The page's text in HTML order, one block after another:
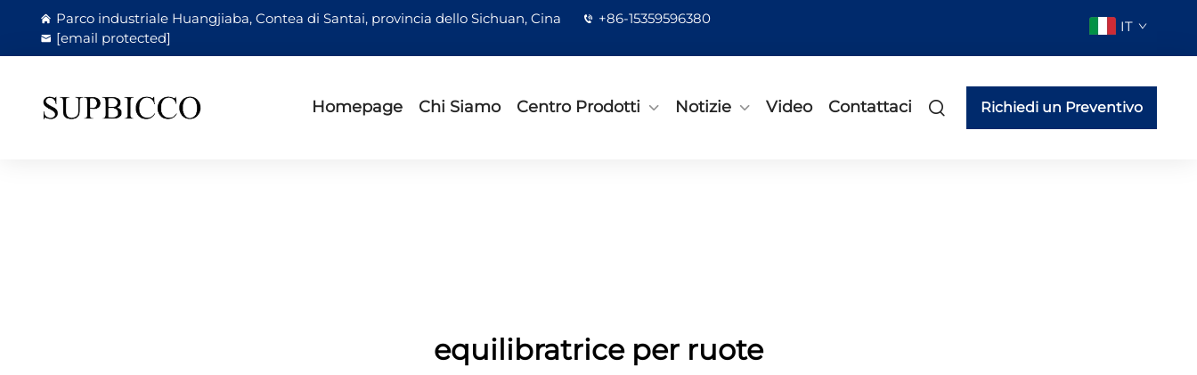
Parco industriale Huangjiaba, Contea di Santai, provincia dello Sichuan, Cina
+86-15359596380
[email protected]
IT
Homepage Chi Siamo Centro Prodotti Notizie Video Contattaci Richiedi un Preventivo
equilibratrice per ruote